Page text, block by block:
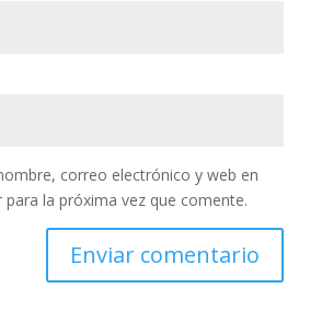
correo electrónico y web en
para la próxima vez que comente.